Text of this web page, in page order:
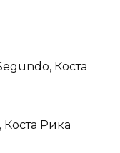
Коста
Коста Рика